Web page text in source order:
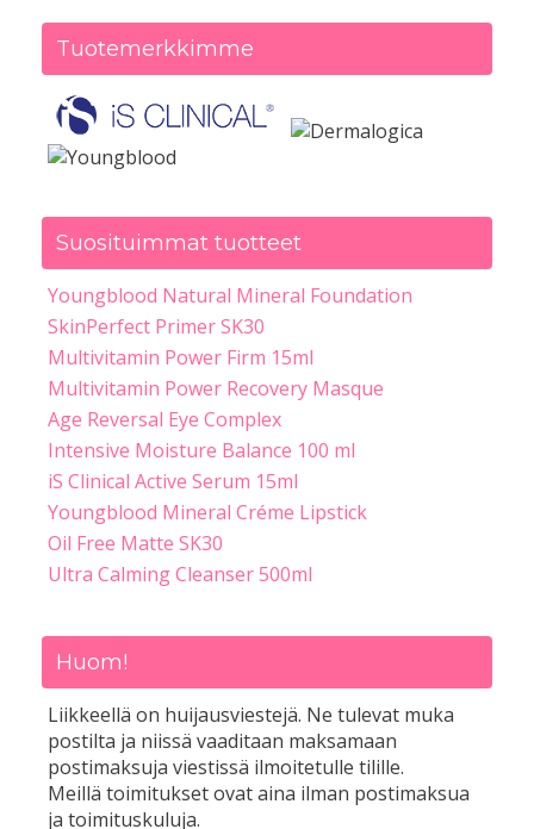
Tuotemerkkimme
Suosituimmat tuotteet
Youngblood Natural Mineral Foundation
SkinPerfect Primer SK30
Multivitamin Power Firm 15ml
Multivitamin Power Recovery Masque
Age Reversal Eye Complex
Intensive Moisture Balance 100 ml
iS Clinical Active Serum 15ml
Youngblood Mineral Créme Lipstick
Oil Free Matte SK30
Ultra Calming Cleanser 500ml
Huom!
Liikkeellä on huijausviestejä. Ne tulevat muka
postilta ja niissä vaaditaan maksamaan
postimaksuja viestissä ilmoitetulle tilille.
Meillä toimitukset ovat aina ilman postimaksua
ja toimituskuluja.